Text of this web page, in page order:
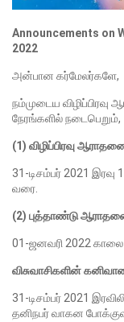
Announcements on
2022
அன்பான கர்மேலர்களே,
நம்முடைய
நேரங்களில் நடைபெறும்,
(1) விழிப்பிரவு
31-டிசம்பர் 2021
வரை.
(2) புத்தாண்டு
01-ஜனவரி 2022
விசுவாசிகளின்
31-டிசம்பர் 2021
தனிநபர் வாகன